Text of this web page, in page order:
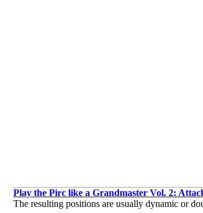
Play the Pirc like a Grandmaster Vol. 2:
The resulting positions are usually dynamic or